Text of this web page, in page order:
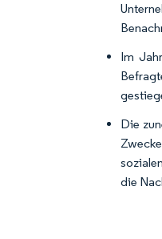
Im
Die
die